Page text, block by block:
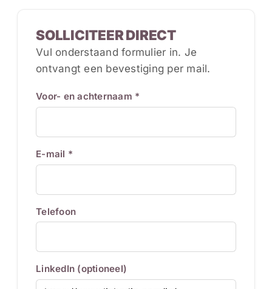
SOLLICITEER DIRECT
Vul onderstaand formulier in. Je
ontvangt een bevestiging per mail.
Voor- en achternaam *
E-mail *
Telefoon
LinkedIn (optioneel)